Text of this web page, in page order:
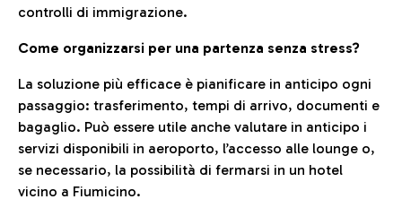
controlli di immigrazione.
Come organizzarsi per una partenza senza stress?
La soluzione più efficace è pianificare in anticipo ogni
passaggio: trasferimento, tempi di arrivo, documenti e
bagaglio. Può essere utile anche valutare in anticipo i
servizi disponibili in aeroporto, l’accesso alle lounge o,
se necessario, la possibilità di fermarsi in un hotel
vicino a Fiumicino.